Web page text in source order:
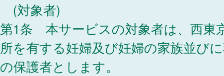
(対象者)
第1条 本サービスの対象者は、西東
所を有する妊婦及び妊婦の家族並び
の保護者とします。